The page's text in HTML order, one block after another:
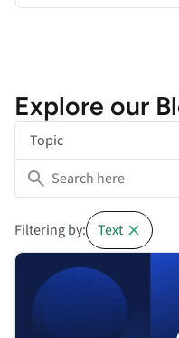
Explore our
Topic
Filtering by:
Text
Absolute Software、新